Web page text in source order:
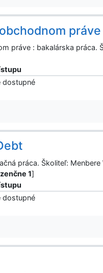
práve
práve : bakalárska práca.
dostupné
práca. Školiteľ: Menbere
1]
dostupné